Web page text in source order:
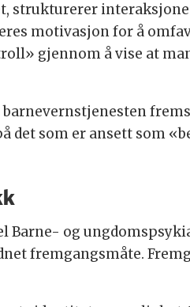
strukturerer
motivasjon for å
gjennom å vise at
det som er ansett som
Barne- og
fremgangsmåte.